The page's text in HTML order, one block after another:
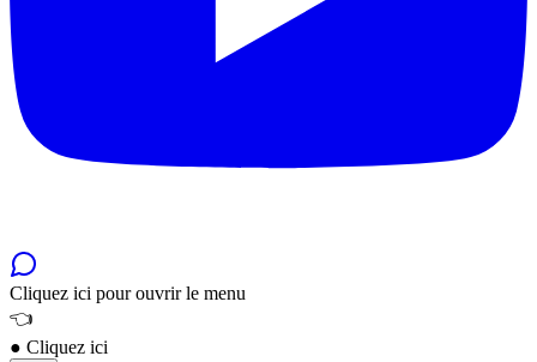
Cliquez ici pour ouvrir le menu
👈
● Cliquez ici